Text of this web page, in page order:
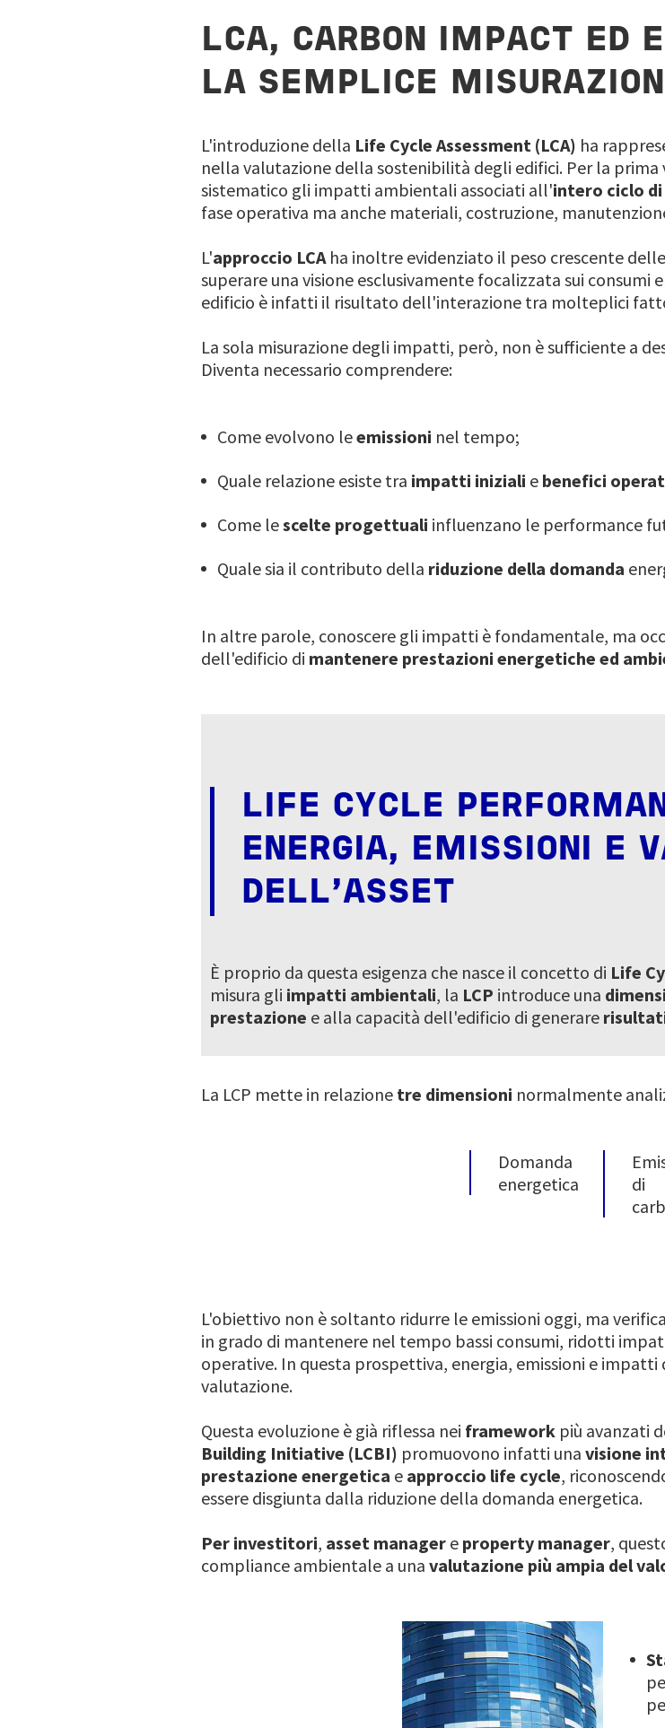
LCA, CARBON IMPACT ED
LA SEMPLICE
L'introduzione della Life Cycle Assessment (LCA) ha
nella valutazione della sostenibilità degli edifici. Per la
sistematico gli impatti ambientali associati all'intero ciclo
fase operativa ma anche materiali, costruzione,
L'approccio LCAha inoltre evidenziato il peso crescente delle
superare una visione esclusivamente focalizzata sui consumi
edificio è infatti il risultato dell'interazione tra molteplici
La sola misurazione degli impatti, però, non è sufficiente a
Diventa necessario comprendere:
Come evolvono leemissioni nel tempo;
Quale relazione esiste tra impatti iniziali e benefici
Come lescelte progettuali influenzano le performance
Quale sia il contributo della riduzione della domanda
In altre parole, conoscere gli impatti è fondamentale, ma
dell'edificio di mantenere prestazioni energetiche ed
LIFE CYCLE
ENERGIA, EMISSIONI E
DELL'ASSET
È proprio da questa esigenza che nasce il concetto di Life
misura gli impatti ambientali, la LCP introduce una
prestazione e alla capacità dell'edificio di generare
La LCP mette in relazione tre dimensioni normalmente
Domanda
energetica
di
L'obiettivo non è soltanto ridurre le emissioni oggi, ma
in grado di mantenere nel tempo bassi consumi, ridotti
operative. In questa prospettiva, energia, emissioni e
valutazione.
Questa evoluzione è già riflessa nei framework più avanzati
Building Initiative (LCBI) promuovono infatti una visione
prestazione energetica e approccio life cycle,
essere disgiunta dalla riduzione della domanda energetica.
Per investitori, asset manager e property manager,
compliance ambientale a una valutazione più ampia del